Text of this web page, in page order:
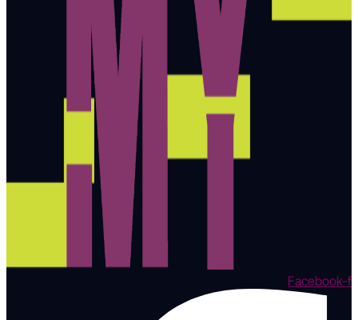
Facebook-f